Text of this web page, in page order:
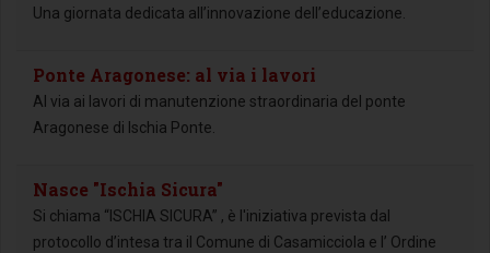
Una giornata dedicata all’innovazione dell’educazione.
Ponte Aragonese: al via i lavori
Al via ai lavori di manutenzione straordinaria del ponte
Aragonese di Ischia Ponte.
Nasce "Ischia Sicura"
Si chiama “ISCHIA SICURA” , è l'iniziativa prevista dal
protocollo d’intesa tra il Comune di Casamicciola e l’ Ordine